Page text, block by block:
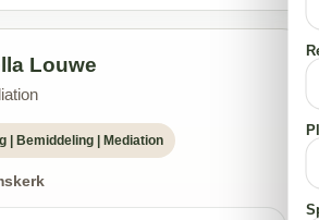
Louwe
| Bemiddeling | Mediation